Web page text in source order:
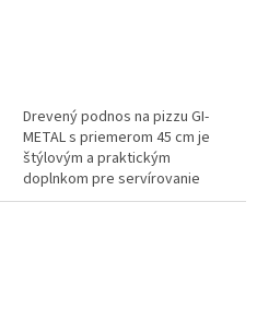
Drevený podnos na pizzu GI-
METAL s priemerom 45 cm je
štýlovým a praktickým
doplnkom pre servírovanie
pizze. Vyrobený z kvalitného